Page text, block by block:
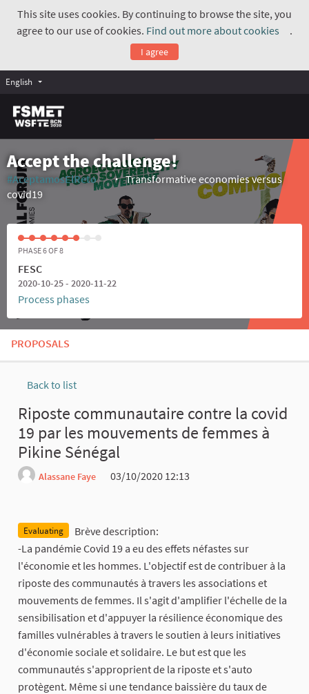
This site uses cookies. By continuing to browse the site, you
agree to our use of cookies. Find out more about cookies
.
I agree
English
Accept the challenge!
#AceptamosElReto
(External link)
Transformative economies versus
covid19
PHASE 6 OF 8
FESC
2020-10-25 - 2020-11-22
Process phases
PROPOSALS
Back to list
Riposte communautaire contre la covid
19 par les mouvements de femmes à
Pikine Sénégal
Alassane Faye
03/10/2020 12:13
Evaluating
Brève description:
-La pandémie Covid 19 a eu des effets néfastes sur
l'économie et les hommes. L'objectif est de contribuer à la
riposte des communautés à travers les associations et
mouvements de femmes. Il s'agit d'amplifier l'échelle de la
sensibilisation et d'appuyer la résilience économique des
familles vulnérables à travers le soutien à leurs initiatives
d'économie sociale et solidaire. Le but est que les
communautés s'approprient de la riposte et s'auto
protègent. Même si une tendance baissière du taux de